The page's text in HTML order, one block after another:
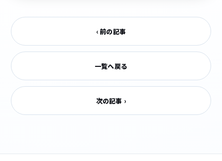
‹ 前の記事
一覧へ戻る
次の記事 ›